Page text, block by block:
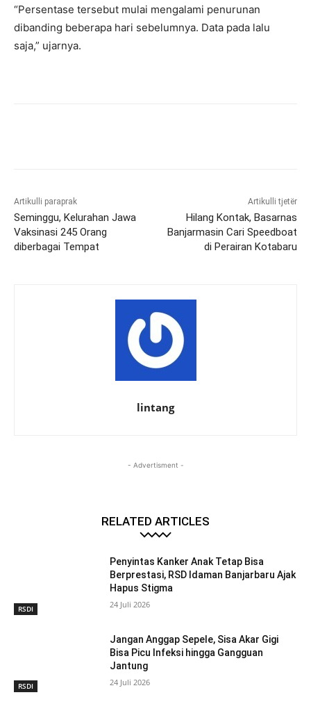
“Persentase tersebut mulai mengalami penurunan
dibanding beberapa hari sebelumnya. Data pada lalu
saja,” ujarnya.
Artikulli paraprak
Seminggu, Kelurahan Jawa
Vaksinasi 245 Orang
diberbagai Tempat
Artikulli tjetër
Hilang Kontak, Basarnas
Banjarmasin Cari Speedboat
di Perairan Kotabaru
lintang
- Advertisment -
RELATED ARTICLES
RSDI
Penyintas Kanker Anak Tetap Bisa
Berprestasi, RSD Idaman Banjarbaru Ajak
Hapus Stigma
24 Juli 2026
RSDI
Jangan Anggap Sepele, Sisa Akar Gigi
Bisa Picu Infeksi hingga Gangguan
Jantung
24 Juli 2026